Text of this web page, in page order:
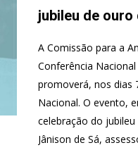
jubileu de ouro
A Comissão para a
Conferência
promoverá, nos dias
Nacional. O evento,
celebração do
Jânison de Sá,